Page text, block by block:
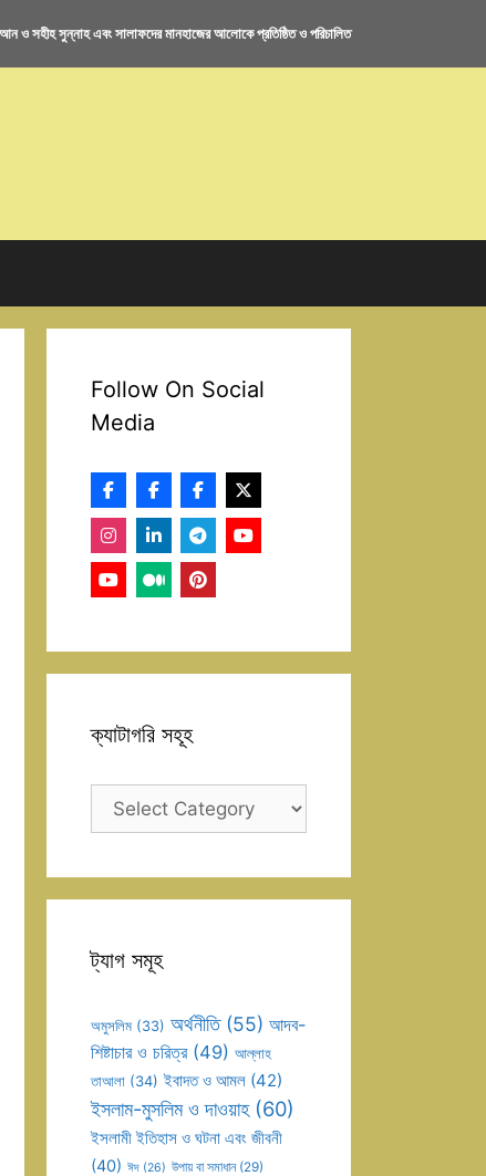
ও সহীহ সুন্নাহ এবং সালাফদের মানহাজের আলোকে প্রতিষ্ঠিত ও পরিচালিত
Follow On Social
Media
ক্যাটাগরি সহূহ
ক্যাটাগরি
ট্যাগ সমূহ
অমুসলিম (33) অর্থনীতি(55) আদব-
শিষ্টাচার ও চরিত্র(49) আল্লাহ
তাআলা (34) ইবাদত ও আমল (42)
ইসলাম-মুসলিম ও দাওয়াহ(60)
ইসলামী ইতিহাস ও ঘটনা এবং জীবনী
(40) ঈদ (26) উপায় বা সমাধান(29)